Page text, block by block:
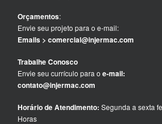
Orçamentos:
Envie seu projeto para o e-mail:
Emails > comercial@injermac.com
Trabalhe Conosco
Envie seu currículo para o e-mail:
contato@injermac.com
Horário de Atendimento: Segunda a sexta
Horas